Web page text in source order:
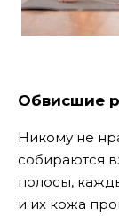
Обвисшие
Никому не
собираются
полосы,
и их кожа